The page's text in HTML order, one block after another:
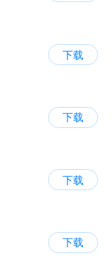
下载
下载
下载
下载